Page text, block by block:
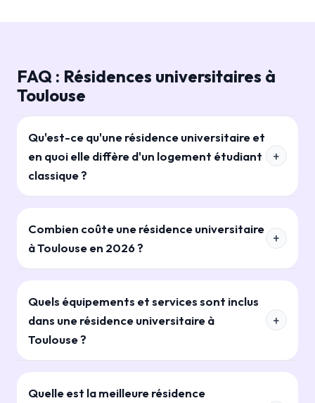
FAQ : Résidences universitaires à
Toulouse
Qu'est-ce qu'une résidence universitaire et
en quoi elle diffère d'un logement étudiant
classique ?
Combien coûte une résidence universitaire
à Toulouse en 2026 ?
Quels équipements et services sont inclus
dans une résidence universitaire à
Toulouse ?
Quelle est la meilleure résidence